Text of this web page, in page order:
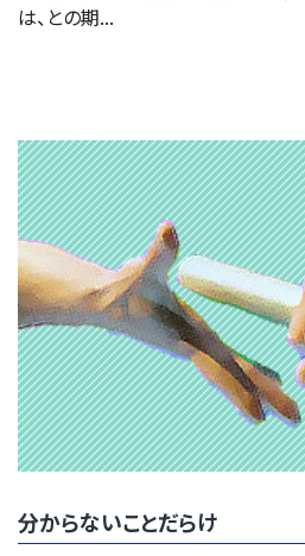
は、との期...
分からないことだらけ